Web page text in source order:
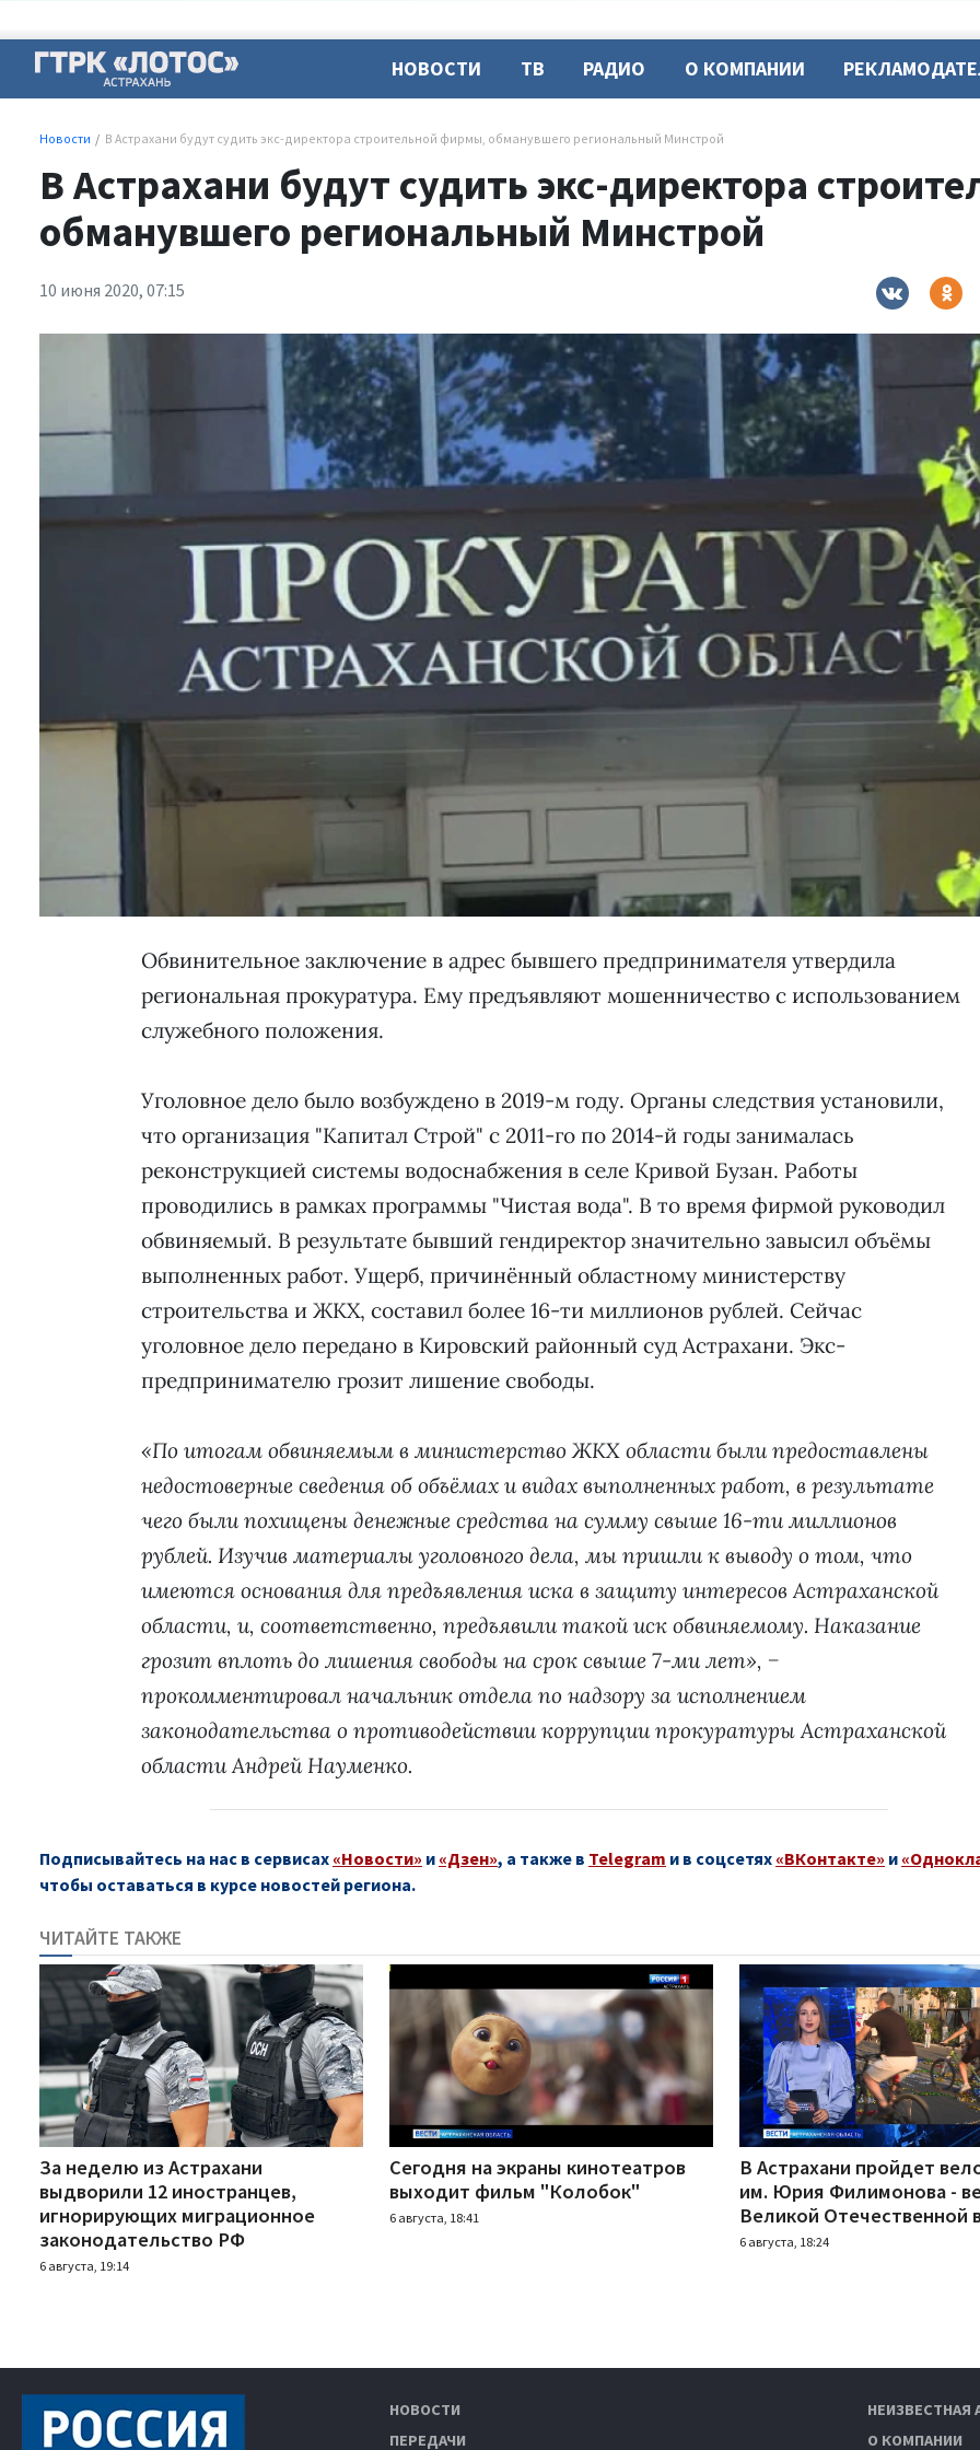
НОВОСТИ ТВ РАДИО О КОМПАНИИ
Новости В Астрахани будут судить экс-директора строительной фирмы, обманувшего региональный Минстрой
В Астрахани будут судить экс-директора
обманувшего региональный Минстрой
10 июня 2020, 07:15
Обвинительное заключение в адрес бывшего предпринимателя утвердила
региональная прокуратура. Ему предъявляют мошенничество с использованием
служебного положения.
Уголовное дело было возбуждено в 2019-м году. Органы следствия установили,
что организация "Капитал Строй" с 2011-го по 2014-й годы занималась
реконструкцией системы водоснабжения в селе Кривой Бузан. Работы
проводились в рамках программы "Чистая вода". В то время фирмой руководил
обвиняемый. В результате бывший гендиректор значительно завысил объёмы
выполненных работ. Ущерб, причинённый областному министерству
строительства и ЖКХ, составил более 16-ти миллионов рублей. Сейчас
уголовное дело передано в Кировский районный суд Астрахани. Экс-
предпринимателю грозит лишение свободы.
«По итогам обвиняемым в министерство ЖКХ области были предоставлены
недостоверные сведения об объёмах и видах выполненных работ, в результате
чего были похищены денежные средства на сумму свыше 16-ти миллионов
рублей. Изучив материалы уголовного дела, мы пришли к выводу о том, что
имеются основания для предъявления иска в защиту интересов Астраханской
области, и, соответственно, предъявили такой иск обвиняемому. Наказание
грозит вплоть до лишения свободы на срок свыше 7-ми лет», −
прокомментировал начальник отдела по надзору за исполнением
законодательства о противодействии коррупции прокуратуры Астраханской
области Андрей Науменко.
Подписывайтесь на нас в сервисах «Новости» и «Дзен», а также в Telegram и в соцсетях «ВКонтакте» и
чтобы оставаться в курсе новостей региона.
ЧИТАЙТЕ ТАКЖЕ
За неделю из Астрахани
выдворили 12 иностранцев,
игнорирующих миграционное
законодательство РФ
6 августа, 19:14
Сегодня на экраны кинотеатров
выходит фильм "Колобок"
6 августа, 18:41
В Астрахани пройдет
им. Юрия Филимонова -
Великой Отечественной
6 августа, 18:24
НОВОСТИ
ПЕРЕДАЧИ
НЕИЗВЕСТНАЯ
О КОМПАНИИ